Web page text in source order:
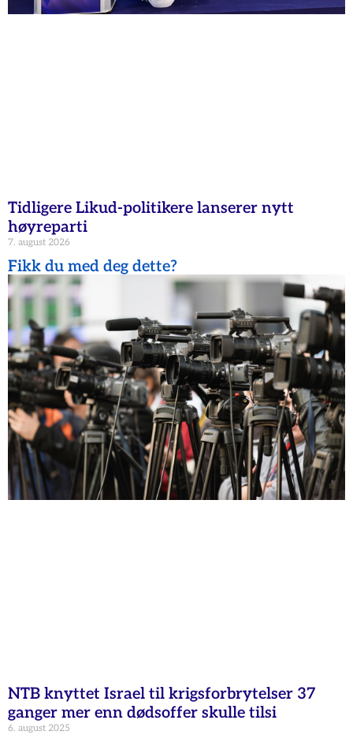
Tidligere Likud-politikere lanserer nytt
høyreparti
7. august 2026
Fikk du med deg dette?
NTB knyttet Israel til krigsforbrytelser 37
ganger mer enn dødsoffer skulle tilsi
6. august 2025